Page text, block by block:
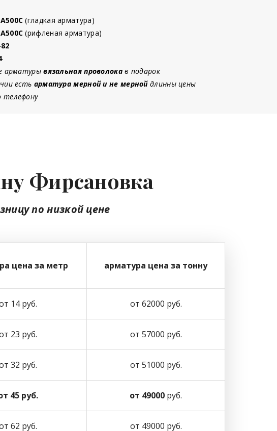
А500С (гладкая арматура)
А500С (рифленая арматура)
арматурывязальная проволокав подарок
есть арматура мерной и не мернойдлинны цены
телефону
Фирсановка
по низкой цене
цена за метр арматура цена за тонну
14 руб. от 62000 руб.
23 руб. от 57000 руб.
32 руб. от 51000 руб.
45 руб. от 49000 руб.
62 руб. от 49000 руб.